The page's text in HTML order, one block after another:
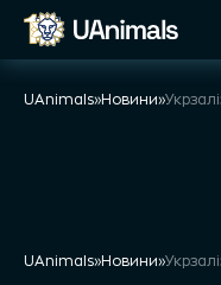
Skip
UAnimals»Новини»
UAnimals»Новини»